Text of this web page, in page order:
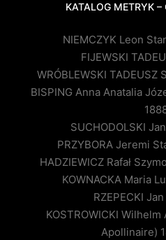
KATALOG METRYK –
NIEMCZYK Leon
FIJEWSKI
WRÓBLEWSKI TADEUSZ
BISPING Anna Anatalia
SUCHODOLSKI
PRZYBORA Jeremi
HADZIEWICZ Rafał
KOWNACKA Maria
RZEPECKI
KOSTROWICKI
Apollinaire)